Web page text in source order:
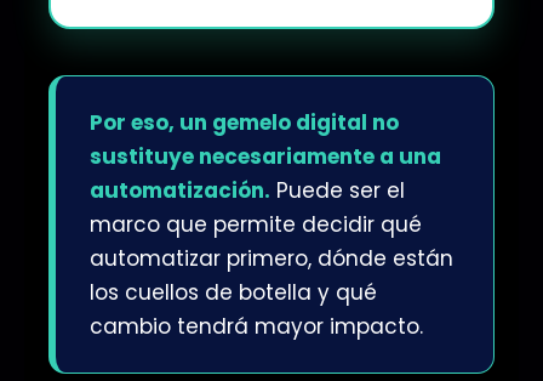
Por eso, un gemelo digital no
sustituye necesariamente a una
automatización. Puede ser el
marco que permite decidir qué
automatizar primero, dónde están
los cuellos de botella y qué
cambio tendrá mayor impacto.